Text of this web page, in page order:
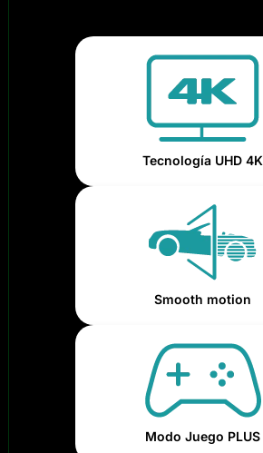
Tecnología UHD 4K
Smooth motion
Modo Juego PLUS